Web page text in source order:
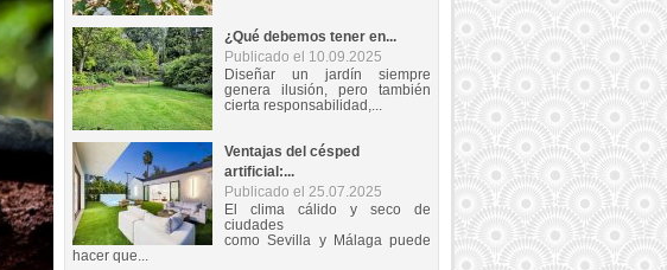
¿Qué debemos tener en...
Publicado el 10.09.2025
Diseñar un jardín siempre
genera ilusión, pero también
cierta responsabilidad,...
Ventajas del césped
artificial:...
Publicado el 25.07.2025
El clima cálido y seco de
ciudades
como Sevilla y Málaga puede
hacer que...